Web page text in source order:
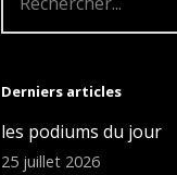
Derniers articles
les podiums du jour
25 juillet 2026